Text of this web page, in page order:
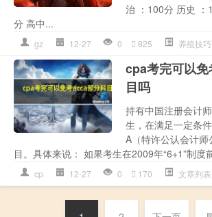
治 ：100分 历史 ：
分 高中...
gz 12-27 0 825 养殖技巧
cpa考完可以
目吗
持有中国注册会计
生，在满足一定条
A（特许公认会计
目。具体来说： 如果考生在2009年“6+1”制度
cp 12-27 0 170 文章列表